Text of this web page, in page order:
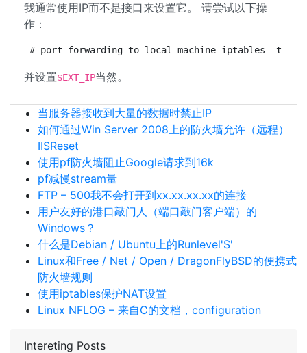
Intereting Posts
我通常使用IP而不是接口来设置它。 请尝试以下操
作：
# port forwarding to local machine iptables -t nat -A
并设置$EXT_IP当然。
当服务器接收到大量的数据时禁止IP
如何通过Win Server 2008上的防火墙允许（远程）
IISReset
使用pf防火墙阻止Google请求到16k
pf减慢stream量
FTP – 500我不会打开到xx.xx.xx.xx的连接
用户友好的港口敲门人（端口敲门客户端）的
Windows？
什么是Debian / Ubuntu上的Runlevel'S'
Linux和Free / Net / Open / DragonFlyBSD的便携式
防火墙规则
使用iptables保护NAT设置
Linux NFLOG – 来自C的文档，configuration